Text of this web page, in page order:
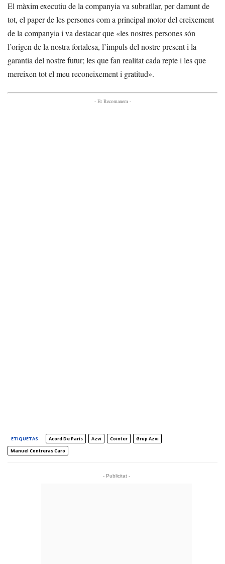
El màxim executiu de la companyia va subratllar, per damunt de
tot, el paper de les persones com a principal motor del creixement
de la companyia i va destacar que «les nostres persones són
l’origen de la nostra fortalesa, l’impuls del nostre present i la
garantia del nostre futur; les que fan realitat cada repte i les que
mereixen tot el meu reconeixement i gratitud».
- Et Recomanem -
ETIQUETAS Acord De París Azvi Cointer
Grup Azvi
Manuel Contreras Caro
- Publicitat -